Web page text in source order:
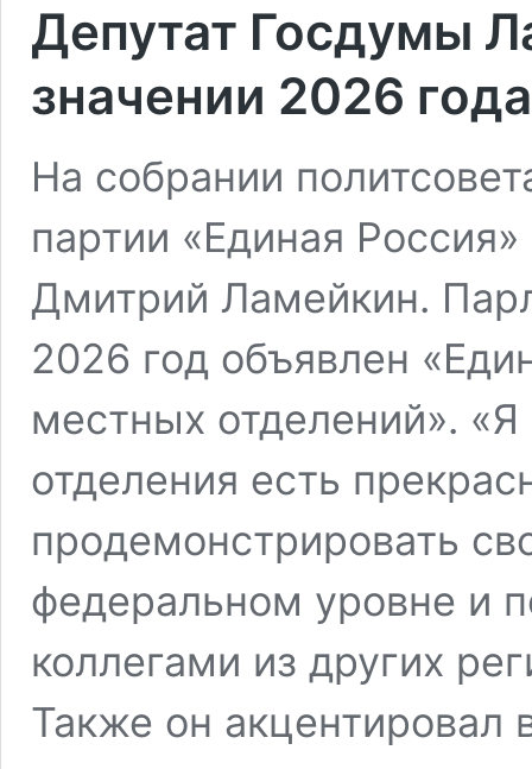
Депутат Госдумы
значении 2026
На собрании
партии «Единая
Дмитрий Ламейкин.
2026 год объявлен
местных отделений». «Я
отделения есть
продемонстрировать
федеральном уровне и
коллегами из других
Также он